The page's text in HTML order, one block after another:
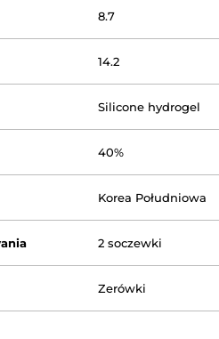
8.7
14.2
Silicone hydrogel
40%
Korea Południowa
2 soczewki
Zerówki